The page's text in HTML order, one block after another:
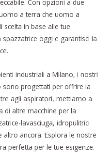
Con opzioni a due
a terra che uomo a
in base alle tue
oggi e garantisci la
industriali a Milano, i nostri
sono progettati per offrire la
agli aspiratori, mettiamo a
di altre macchine per la
lavasciuga, idropulitrici
altro ancora. Esplora le nostre
perfetta per le tue esigenze.